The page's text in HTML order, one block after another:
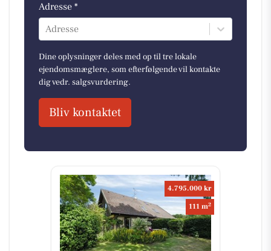
Adresse *
Adresse
Dine oplysninger deles med op til tre lokale
ejendomsmæglere, som efterfølgende vil kontakte
dig vedr. salgsvurdering.
Bliv kontaktet
4.795.000 kr
111 m2